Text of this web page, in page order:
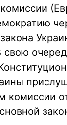
свою
комиссии